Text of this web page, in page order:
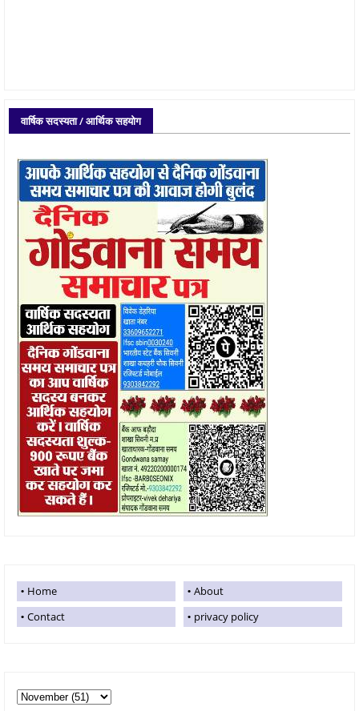
वार्षिक सदस्यता / आर्थिक सहयोग
Home
About
Contact
privacy policy